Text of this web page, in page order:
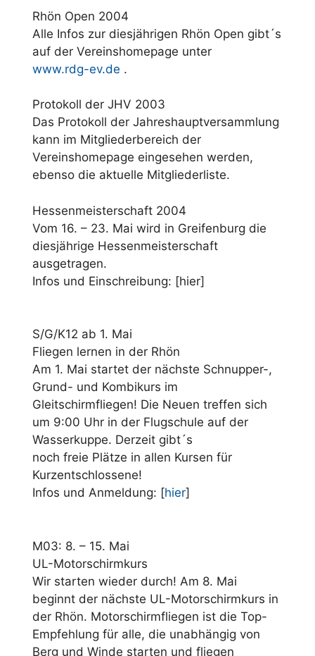
Rhön Open 2004
Alle Infos zur diesjährigen Rhön Open gibt´s
auf der Vereinshomepage unter
www.rdg-ev.de .
Protokoll der JHV 2003
Das Protokoll der Jahreshauptversammlung
kann im Mitgliederbereich der
Vereinshomepage eingesehen werden,
ebenso die aktuelle Mitgliederliste.
Hessenmeisterschaft 2004
Vom 16. – 23. Mai wird in Greifenburg die
diesjährige Hessenmeisterschaft
ausgetragen.
Infos und Einschreibung: [hier]
S/G/K12 ab 1. Mai
Fliegen lernen in der Rhön
Am 1. Mai startet der nächste Schnupper-,
Grund- und Kombikurs im
Gleitschirmfliegen! Die Neuen treffen sich
um 9:00 Uhr in der Flugschule auf der
Wasserkuppe. Derzeit gibt´s
noch freie Plätze in allen Kursen für
Kurzentschlossene!
Infos und Anmeldung: [hier]
M03: 8. – 15. Mai
UL-Motorschirmkurs
Wir starten wieder durch! Am 8. Mai
beginnt der nächste UL-Motorschirmkurs in
der Rhön. Motorschirmfliegen ist die Top-
Empfehlung für alle, die unabhängig von
Berg und Winde starten und fliegen